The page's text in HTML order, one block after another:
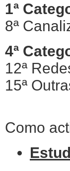
1ª
8ª
4ª
12ª
15ª
Como